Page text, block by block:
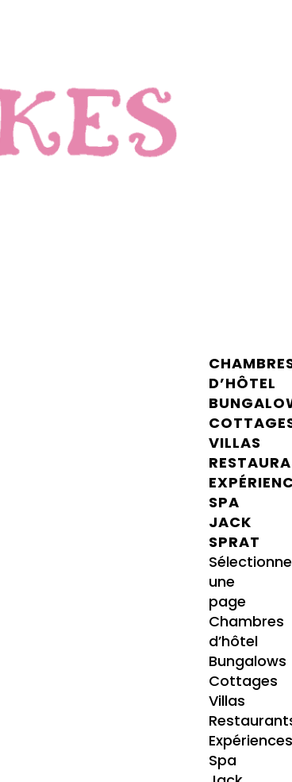
D’HÔTEL
VILLAS
SPA
JACK
SPRAT
une
page
Chambres
d’hôtel
Bungalows
Cottages
Villas
Spa